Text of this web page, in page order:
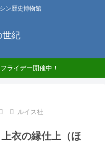
ン歴史博物館
世紀
ライデー開催中！
ルイス社
衣の縁仕上（ほ